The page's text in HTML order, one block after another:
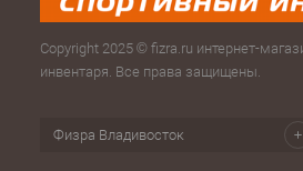
Copyright 2025 © fizra.ru интернет-
инвентаря. Все права защищены.
Физра Владивосток